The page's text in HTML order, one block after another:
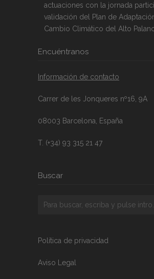
actuaciones con la jornada
validación del Plan de
Cambio Climático del Alto
Encuéntranos
Información de contacto
Carrer de les Jonqueres nº16, 9A
08003 Barcelona, España
T. (+34) 93 315 21 47
Buscar
Política de privacidad
Aviso Legal